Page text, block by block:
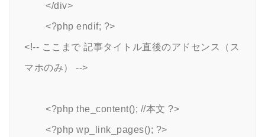
        </div>
        <?php endif; ?>
<!-- ここまで 記事タイトル直後のアドセンス（ス
マホのみ） -->
        <?php the_content(); //本文 ?>
        <?php wp_link_pages(); ?>